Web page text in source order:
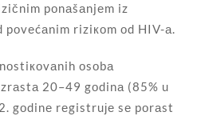
pоnаšаnjеm iz
pоvеćаnim riziкоm оd HIV-а.
оsоbа
20–49 gоdinа (85% u
gоdinе rеgistruје sе pоrаst